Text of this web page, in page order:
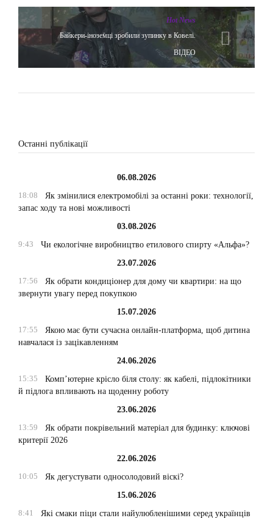
Hot News
Байкери-іноземці зробили зупинку в Ковелі.
ВІДЕО
Останні публікації
06.08.2026
18:08
Як змінилися електромобілі за останні роки: технології,
запас ходу та нові можливості
03.08.2026
9:43
Чи екологічне виробництво етилового спирту «Альфа»?
23.07.2026
17:56
Як обрати кондиціонер для дому чи квартири: на що
звернути увагу перед покупкою
15.07.2026
17:55
Якою має бути сучасна онлайн-платформа, щоб дитина
навчалася із зацікавленням
24.06.2026
15:35
Комп’ютерне крісло біля столу: як кабелі, підлокітники
й підлога впливають на щоденну роботу
23.06.2026
13:59
Як обрати покрівельний матеріал для будинку: ключові
критерії 2026
22.06.2026
10:05
Як дегустувати односолодовий віскі?
15.06.2026
8:41
Які смаки піци стали найулюбленішими серед українців